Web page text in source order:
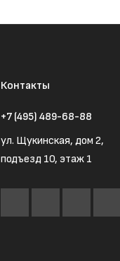
Контакты
+7 (495) 489-68-88
ул. Щукинская, дом 2,
подъезд 10, этаж 1